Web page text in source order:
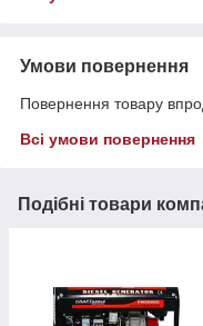
Умови повернення
Повернення товару
Всі умови повернення
Подібні товари